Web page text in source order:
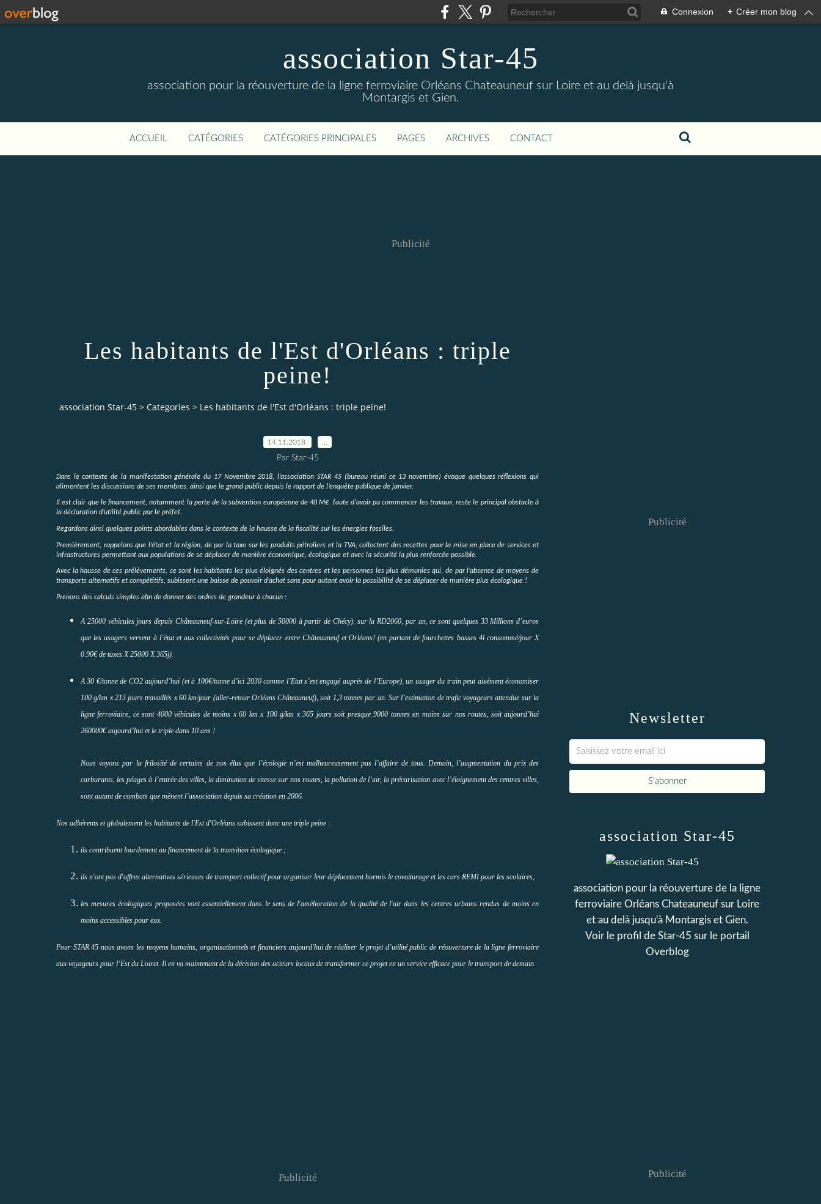
Connexion + Créer mon blog
association Star-45
association pour la réouverture de la ligne ferroviaire Orléans Chateauneuf sur Loire et au delà jusqu'à
Montargis et Gien.
ACCUEIL CATÉGORIES CATÉGORIES PRINCIPALES PAGES ARCHIVES CONTACT
Publicité
Les habitants de l'Est d'Orléans : triple
peine!
association Star-45 > Categories > Les habitants de l'Est d'Orléans : triple peine!
14.11.2018
Par Star-45
Dans le contexte de la manifestation générale du 17 Novembre 2018, l’association STAR 45 (bureau réuni ce 13 novembre) évoque quelques réflexions qui
alimentent les discussions de ses membres, ainsi que le grand public depuis le rapport de l’enquête publique de janvier.
Il est clair que le financement, notamment la perte de la subvention européenne de 40 M€ faute d'avoir pu commencer les travaux, reste le principal obstacle à
la déclaration d’utilité public par le préfet.
Regardons ainsi quelques points abordables dans le contexte de la hausse de la fiscalité sur les énergies fossiles.
Premièrement, rappelons que l’état et la région, de par la taxe sur les produits pétroliers et la TVA, collectent des recettes pour la mise en place de services et
infrastructures permettant aux populations de se déplacer de manière économique, écologique et avec la sécurité la plus renforcée possible.
Avec la hausse de ces prélèvements, ce sont les habitants les plus éloignés des centres et les personnes les plus démunies qui, de par l’absence de moyens de
transports alternatifs et compétitifs, subissent une baisse de pouvoir d’achat sans pour autant avoir la possibilité de se déplacer de manière plus écologique !
Prenons des calculs simples afin de donner des ordres de grandeur à chacun :
A 25000 véhicules jours depuis Châteauneuf-sur-Loire (et plus de 50000 à partir de Chécy), sur la RD2060, par an, ce sont quelques 33 Millions d’euros
que les usagers versent à l’état et aux collectivités pour se déplacer entre Châteauneuf et Orléans! (en partant de fourchettes basses 4l consommé/jour X
0.90€ de taxes X 25000 X 365j).
A 30 €/tonne de CO2 aujourd’hui (et à 100€/tonne d’ici 2030 comme l’Etat s’est engagé auprès de l’Europe), un usager du train peut aisément économiser
100 g/km x 215 jours travaillés x 60 km/jour (aller-retour Orléans Châteauneuf), soit 1,3 tonnes par an. Sur l’estimation de trafic voyageurs attendue sur la
ligne ferroviaire, ce sont 4000 véhicules de moins x 60 km x 100 g/km x 365 jours soit presque 9000 tonnes en moins sur nos routes, soit aujourd’hui
260000€ aujourd’hui et le triple dans 10 ans !
Nous voyons par la frilosité de certains de nos élus que l’écologie n’est malheureusement pas l’affaire de tous. Demain, l’augmentation du prix des
carburants, les péages à l’entrée des villes, la diminution de vitesse sur nos routes, la pollution de l’air, la précarisation avec l’éloignement des centres villes,
sont autant de combats que mènent l’association depuis sa création en 2006.
Nos adhérents et globalement les habitants de l'Est d'Orléans subissent donc une triple peine :
ils contribuent lourdement au financement de la transition écologique ;
ils n'ont pas d'offres alternatives sérieuses de transport collectif pour organiser leur déplacement hormis le covoiturage et les cars REMI pour les scolaires;
les mesures écologiques proposées vont essentiellement dans le sens de l'amélioration de la qualité de l'air dans les centres urbains rendus de moins en
moins accessibles pour eux.
Pour STAR 45 nous avons les moyens humains, organisationnels et financiers aujourd'hui de réaliser le projet d’utilité public de réouverture de la ligne ferroviaire
aux voyageurs pour l’Est du Loiret. Il en va maintenant de la décision des acteurs locaux de transformer ce projet en un service efficace pour le transport de demain.
Publicité
Newsletter
Publicité
association Star-45
association pour la réouverture de la ligne
ferroviaire Orléans Chateauneuf sur Loire
et au delà jusqu'à Montargis et Gien.
Voir le profil de Star-45 sur le portail
Overblog
Publicité